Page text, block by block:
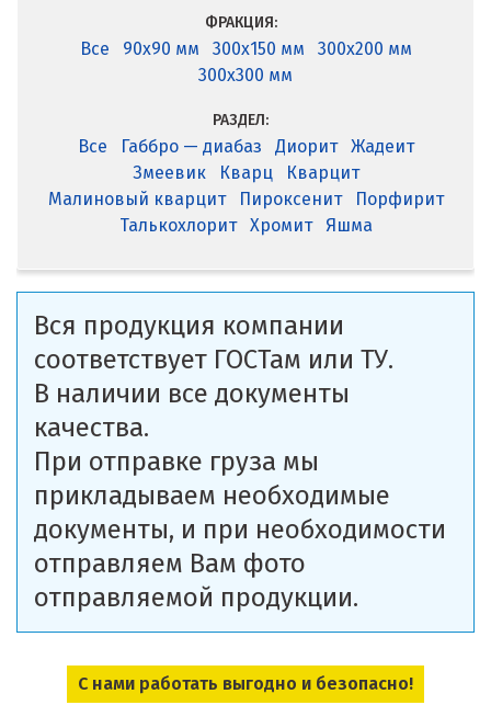
ФРАКЦИЯ:
Все 90x90 мм 300x150 мм
300x200 мм
300x300 мм
РАЗДЕЛ:
Все Габбро — диабаз Диорит
Жадеит
Змеевик
Кварц
Кварцит
Малиновый кварцит
Пироксенит
Порфирит
Талькохлорит
Хромит Яшма
Вся продукция компании
соответствует ГОСТам или ТУ.
В наличии все документы
качества.
При отправке груза мы
прикладываем необходимые
документы, и при необходимости
отправляем Вам фото
отправляемой продукции.
С нами работать выгодно и безопасно!